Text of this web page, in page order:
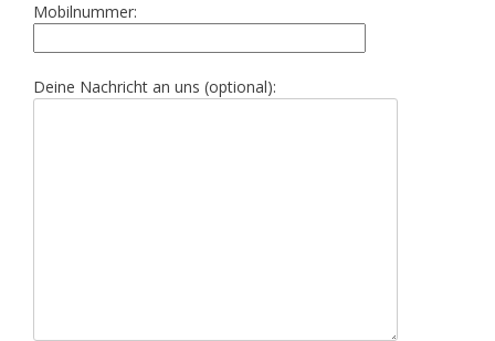
Mobilnummer:
Deine Nachricht an uns (optional):